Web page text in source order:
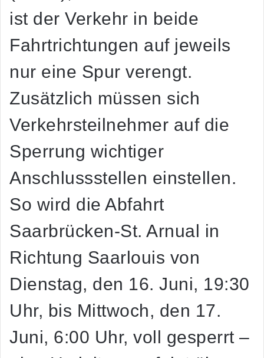
ist der Verkehr in beide
Fahrtrichtungen auf jeweils
nur eine Spur verengt.
Zusätzlich müssen sich
Verkehrsteilnehmer auf die
Sperrung wichtiger
Anschlussstellen einstellen.
So wird die Abfahrt
Saarbrücken-St. Arnual in
Richtung Saarlouis von
Dienstag, den 16. Juni, 19:30
Uhr, bis Mittwoch, den 17.
Juni, 6:00 Uhr, voll gesperrt –